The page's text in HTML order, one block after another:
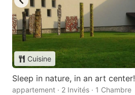
Cuisine
Sleep in nature, in an art center!
appartement · 2 Invités · 1 Chambre